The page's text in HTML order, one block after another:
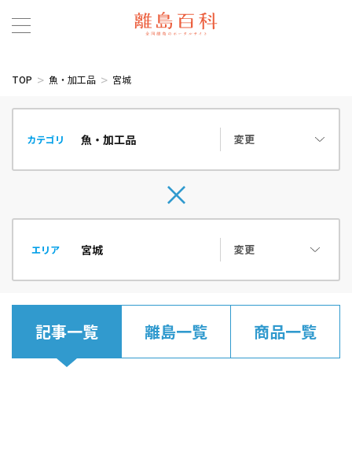
TOP 魚・加工品 宮城
カテゴリ 変更
エリア 変更
記事一覧 離島一覧 商品一覧